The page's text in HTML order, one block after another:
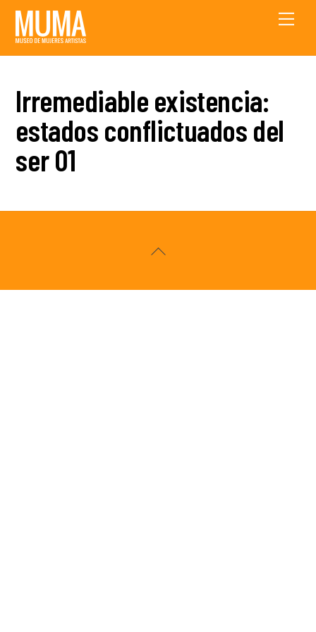
Skip
Irremediable existencia:
estados conflictuados del
ser 01
Back
Top